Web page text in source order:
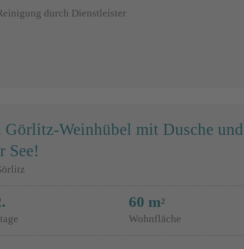
durch Dienstleister
Görlitz-Weinhübel mit Dusche
See!
60 m2
Wohnfläche